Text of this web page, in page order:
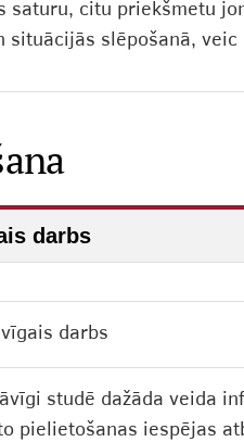
saturu, citu priekšmetu
situācijās slēpošanā,
darbs
darbs
studē dažāda veida
pielietošanas iespējas